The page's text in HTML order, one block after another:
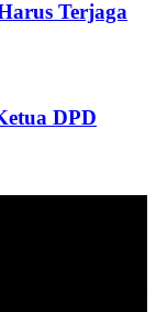
Terjaga
DPD